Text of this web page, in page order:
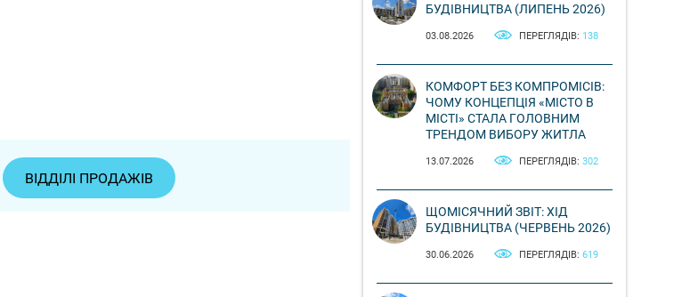
ВІДДІЛІ ПРОДАЖІВ
БУДІВНИЦТВА (ЛИПЕНЬ 2026)
03.08.2026 ПЕРЕГЛЯДІВ: 138
КОМФОРТ БЕЗ КОМПРОМІСІВ:
ЧОМУ КОНЦЕПЦІЯ «МІСТО В
МІСТІ» СТАЛА ГОЛОВНИМ
ТРЕНДОМ ВИБОРУ ЖИТЛА
13.07.2026 ПЕРЕГЛЯДІВ: 302
ЩОМІСЯЧНИЙ ЗВІТ: ХІД
БУДІВНИЦТВА (ЧЕРВЕНЬ 2026)
30.06.2026 ПЕРЕГЛЯДІВ: 619